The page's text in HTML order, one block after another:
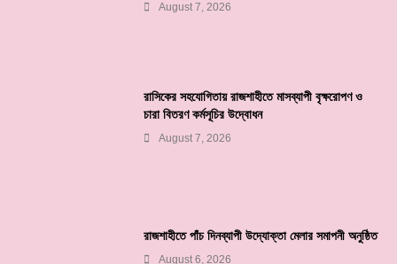
August 7, 2026
রাসিকের সহযোগিতায় রাজশাহীতে মাসব্যাপী বৃক্ষরোপণ ও
চারা বিতরণ কর্মসূচির উদ্বোধন
August 7, 2026
রাজশাহীতে পাঁচ দিনব্যাপী উদ্যোক্তা মেলার সমাপনী অনুষ্ঠিত
August 6, 2026